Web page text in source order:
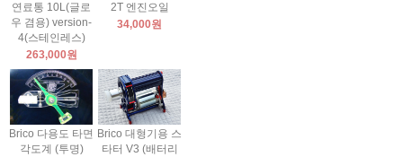
연료통 10L(글로
우 겸용) version-
4(스테인레스)
263,000원
2T 엔진오일
34,000원
Brico 다용도 타면
각도계 (투명)
Brico 대형기용 스
타터 V3 (배터리